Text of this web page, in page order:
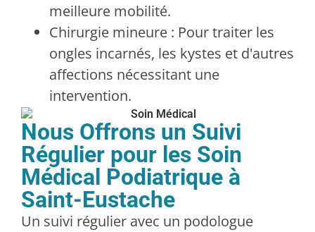
meilleure mobilité.
Chirurgie mineure : Pour traiter les
ongles incarnés, les kystes et d'autres
affections nécessitant une
intervention.
Nous Offrons un Suivi
Régulier pour les Soin
Médical Podiatrique à
Saint-Eustache
Un suivi régulier avec un podologue